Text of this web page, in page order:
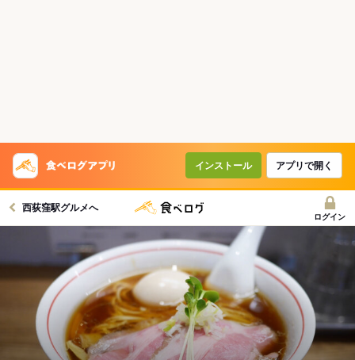
インストール アプリで開く
西荻窪駅グルメへ
ログイン